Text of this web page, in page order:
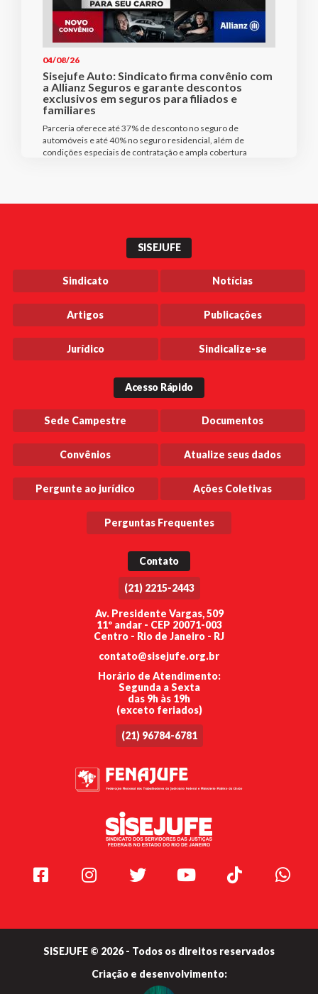
04/08/26
Sisejufe Auto: Sindicato firma convênio com
a Allianz Seguros e garante descontos
exclusivos em seguros para filiados e
familiares
Parceria oferece até 37% de desconto no seguro de
automóveis e até 40% no seguro residencial, além de
condições especiais de contratação e ampla cobertura
SISEJUFE
Sindicato Notícias
Artigos Publicações
Jurídico Sindicalize-se
Acesso Rápido
Sede Campestre Documentos
Convênios Atualize seus dados
Pergunte ao jurídico Ações Coletivas
Perguntas Frequentes
Contato
(21) 2215-2443
Av. Presidente Vargas, 509
11º andar - CEP 20071-003
Centro - Rio de Janeiro - RJ
contato@sisejufe.org.br
Horário de Atendimento:
Segunda a Sexta
das 9h às 19h
(exceto feriados)
(21) 96784-6781
Facebook Instagram Twitter Youtube TikTok
SISEJUFE © 2026 - Todos os direitos reservados
Criação e desenvolvimento: